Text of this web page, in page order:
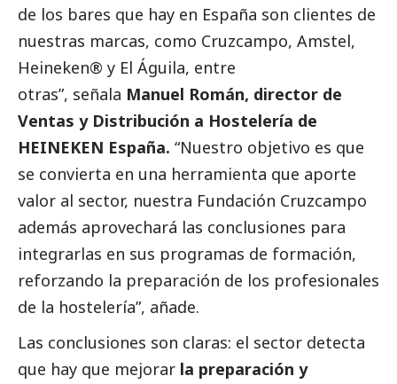
de los bares que hay en España son clientes de
nuestras marcas, como Cruzcampo, Amstel,
Heineken® y El Águila, entre
otras”, señala Manuel Román, director de
Ventas y Distribución a Hostelería de
HEINEKEN España. “Nuestro objetivo es que
se convierta en una herramienta que aporte
valor al sector, nuestra Fundación Cruzcampo
además aprovechará las conclusiones para
integrarlas en sus programas de formación,
reforzando la preparación de los profesionales
de la hostelería”, añade.
Las conclusiones son claras: el sector detecta
que hay que mejorar la preparación y